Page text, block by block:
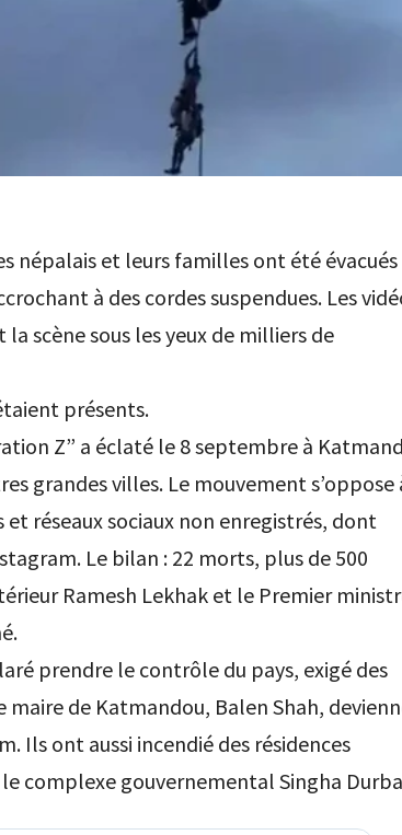
népalais et leurs familles ont été
à des cordes suspendues. Les
scène sous les yeux de milliers de
présents.
Z” a éclaté le 8 septembre à
grandes villes. Le mouvement s’oppose
réseaux sociaux non enregistrés, dont
Le bilan : 22 morts, plus de 500
Ramesh Lekhak et le Premier
prendre le contrôle du pays, exigé des
de Katmandou, Balen Shah,
Ils ont aussi incendié des résidences
complexe gouvernemental Singha